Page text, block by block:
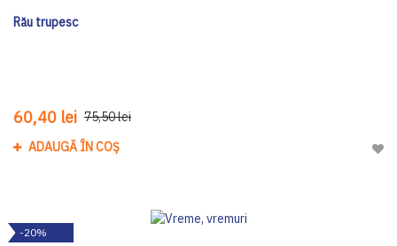
Rău trupesc
60,40 lei 75,50 lei
ADAUGĂ ÎN COȘ
-20%